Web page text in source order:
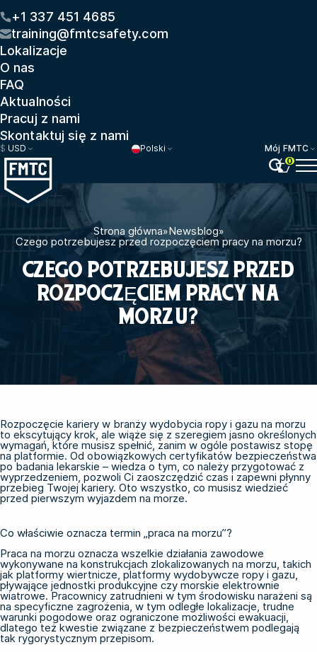
+1 337 451 4685
training@fmtcsafety.com
Lokalizacje
O nas
FAQ
Aktualności
Pracuj z nami
Skontaktuj się z nami
$ USD Polski
Mój FMTC
0
Strona główna»Newsblog»
Czego potrzebujesz przed rozpoczęciem pracy na morzu?
CZEGO POTRZEBUJESZ PRZED
ROZPOCZĘCIEM PRACY NA
MORZU?
Rozpoczęcie kariery w branży wydobycia ropy i gazu na morzu
to ekscytujący krok, ale wiąże się z szeregiem jasno określonych
wymagań, które musisz spełnić, zanim w ogóle postawisz stopę
na platformie. Od obowiązkowych certyfikatów bezpieczeństwa
po badania lekarskie – wiedza o tym, co należy przygotować z
wyprzedzeniem, pozwoli Ci zaoszczędzić czas i zapewni płynny
przebieg Twojej kariery. Oto wszystko, co musisz wiedzieć
przed pierwszym wyjazdem na morze.
Co właściwie oznacza termin „praca na morzu”?
Praca na morzu oznacza wszelkie działania zawodowe
wykonywane na konstrukcjach zlokalizowanych na morzu, takich
jak platformy wiertnicze, platformy wydobywcze ropy i gazu,
pływające jednostki produkcyjne czy morskie elektrownie
wiatrowe. Pracownicy zatrudnieni w tym środowisku narażeni są
na specyficzne zagrożenia, w tym odległe lokalizacje, trudne
warunki pogodowe oraz ograniczone możliwości ewakuacji,
dlatego też kwestie związane z bezpieczeństwem podlegają
tak rygorystycznym przepisom.